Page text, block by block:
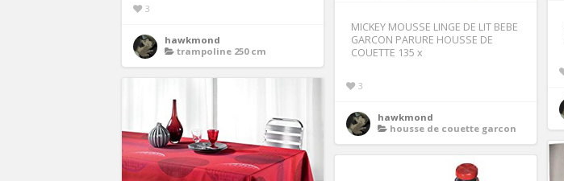
3
hawkmond
trampoline 250 cm
MICKEY MOUSSE LINGE DE LIT BEBE
GARCON PARURE HOUSSE DE
COUETTE 135 x
3
hawkmond
housse de couette garcon